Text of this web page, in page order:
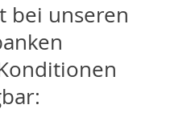
bei unseren